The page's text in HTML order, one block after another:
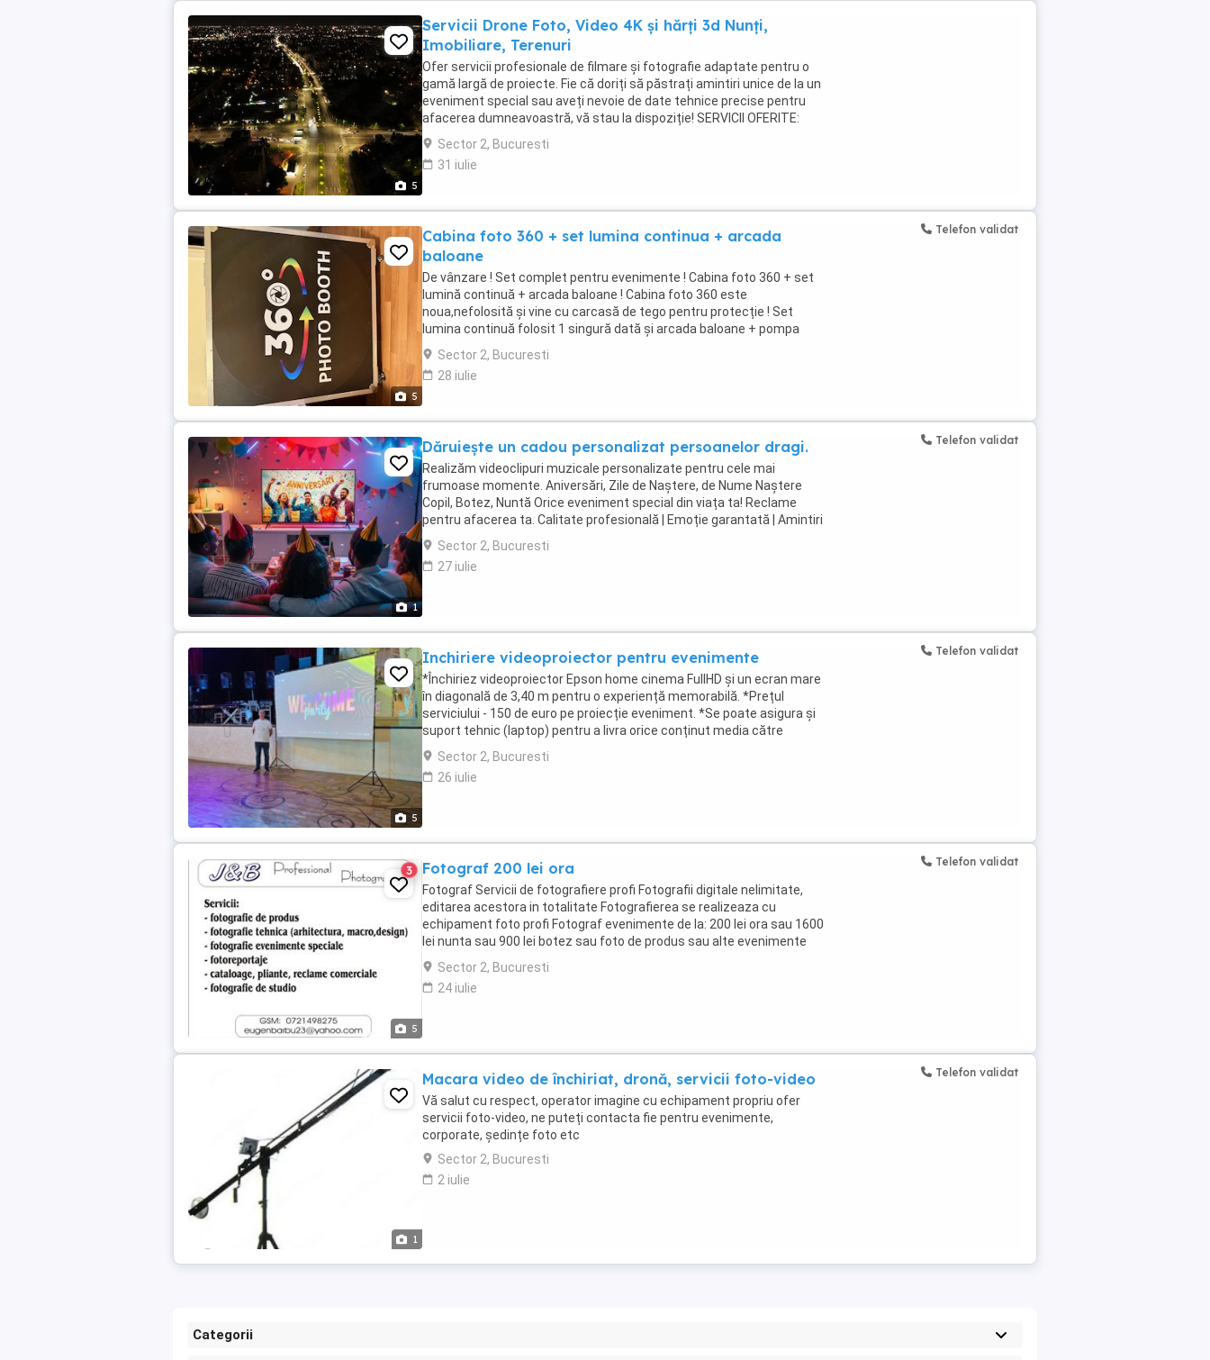
5
Servicii Drone Foto, Video 4K și hărți 3d Nunți,
Imobiliare, Terenuri
Ofer servicii profesionale de filmare și fotografie adaptate pentru o
gamă largă de proiecte. Fie că doriți să păstrați amintiri unice de la un
eveniment special sau aveți nevoie de date tehnice precise pentru
afacerea dumneavoastră, vă stau la dispoziție! SERVICII OFERITE:
Evenimente(filmari poze) Imobiliare ...
Sector 2, Bucuresti
31 iulie
5
Cabina foto 360 + set lumina continua + arcada
baloane
De vânzare ! Set complet pentru evenimente ! Cabina foto 360 + set
lumină continuă + arcada baloane ! Cabina foto 360 este
noua,nefolosită și vine cu carcasă de tego pentru protecție ! Set
lumina continuă folosit 1 singură dată și arcada baloane + pompa
electrică baloane folosite la 1 singur eveniment ...
Sector 2, Bucuresti
28 iulie
Telefon validat
1
Dăruiește un cadou personalizat persoanelor dragi.
Realizăm videoclipuri muzicale personalizate pentru cele mai
frumoase momente. Aniversări, Zile de Naștere, de Nume Naștere
Copil, Botez, Nuntă Orice eveniment special din viața ta! Reclame
pentru afacerea ta. Calitate profesională | Emoție garantată | Amintiri
eterne. Cu versurile tale sau compuse ...
Sector 2, Bucuresti
27 iulie
Telefon validat
5
Inchiriere videoproiector pentru evenimente
*Închiriez videoproiector Epson home cinema FullHD și un ecran mare
în diagonală de 3,40 m pentru o experiență memorabilă. *Prețul
serviciului - 150 de euro pe proiecție eveniment. *Se poate asigura și
suport tehnic (laptop) pentru a livra orice conținut media către
videoproiector. *Se pot efectua conexiuni ...
Sector 2, Bucuresti
26 iulie
Telefon validat
5
3 Fotograf 200 lei ora
Fotograf Servicii de fotografiere profi Fotografii digitale nelimitate,
editarea acestora in totalitate Fotografierea se realizeaza cu
echipament foto profi Fotograf evenimente de la: 200 lei ora sau 1600
lei nunta sau 900 lei botez sau foto de produs sau alte evenimente
Orice proiect ...
Sector 2, Bucuresti
24 iulie
Telefon validat
1
Macara video de închiriat, dronă, servicii foto-video
Vă salut cu respect, operator imagine cu echipament propriu ofer
servicii foto-video, ne puteți contacta fie pentru evenimente,
corporate, ședințe foto etc
Sector 2, Bucuresti
2 iulie
Telefon validat
Categorii